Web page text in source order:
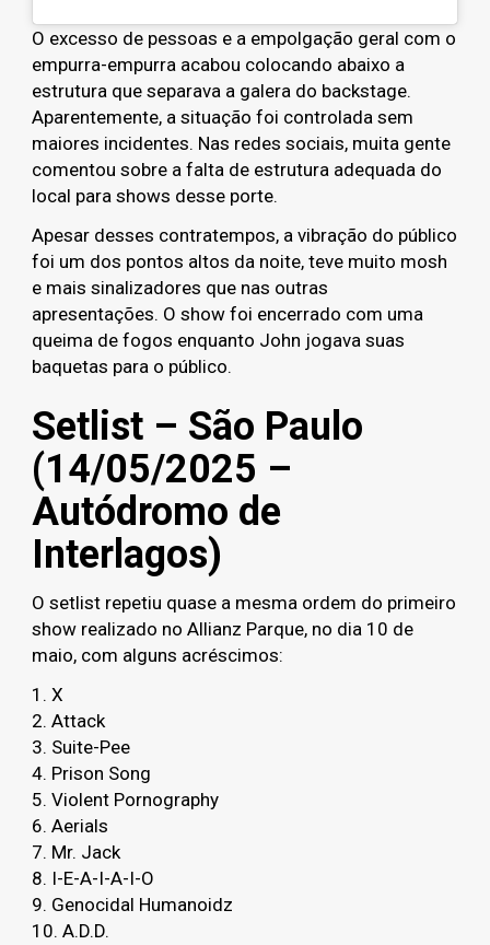
O excesso de pessoas e a empolgação geral com o
empurra-empurra acabou colocando abaixo a
estrutura que separava a galera do backstage.
Aparentemente, a situação foi controlada sem
maiores incidentes. Nas redes sociais, muita gente
comentou sobre a falta de estrutura adequada do
local para shows desse porte.
Apesar desses contratempos, a vibração do público
foi um dos pontos altos da noite, teve muito mosh
e mais sinalizadores que nas outras
apresentações. O show foi encerrado com uma
queima de fogos enquanto John jogava suas
baquetas para o público.
Setlist – São Paulo
(14/05/2025 –
Autódromo de
Interlagos)
O setlist repetiu quase a mesma ordem do primeiro
show realizado no Allianz Parque, no dia 10 de
maio, com alguns acréscimos:
1. X
2. Attack
3. Suite-Pee
4. Prison Song
5. Violent Pornography
6. Aerials
7. Mr. Jack
8. I-E-A-I-A-I-O
9. Genocidal Humanoidz
10. A.D.D.